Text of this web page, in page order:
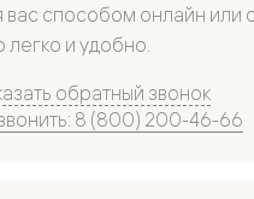
вас способом онлайн или
легко и удобно.
обратный звонок
8 (800) 200-46-66